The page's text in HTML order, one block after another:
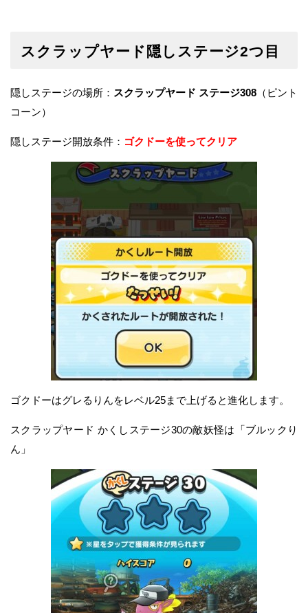
スクラップヤード隠しステージ2つ目
隠しステージの場所： スクラップヤード ステージ308 （ピント
コーン）
隠しステージ開放条件： ゴクドーを使ってクリア
ゴクドーはグレるりんをレベル25まで上げると進化します。
スクラップヤード かくしステージ30の敵妖怪は「ブルックり
ん」